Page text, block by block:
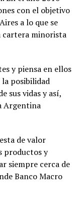
con el objetivo
a lo que se
cartera minorista
y piensa en ellos
posibilidad
sus vidas y así,
Argentina
de valor
productos y
siempre cerca de
Banco Macro